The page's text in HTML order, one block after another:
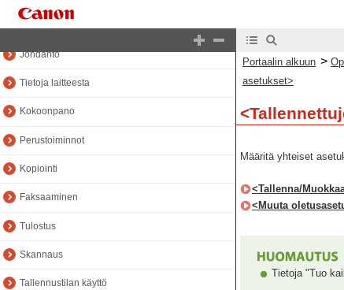
Johdanto
Tietoja laitteesta
Kokoonpano
Perustoiminnot
Kopiointi
Faksaaminen
Tulostus
Skannaus
Tallennustilan käyttö
Portaalin alkuun >
asetukset>
Määritä yhteiset
<Tallenna/
<Muuta
Tietoja "Tuo